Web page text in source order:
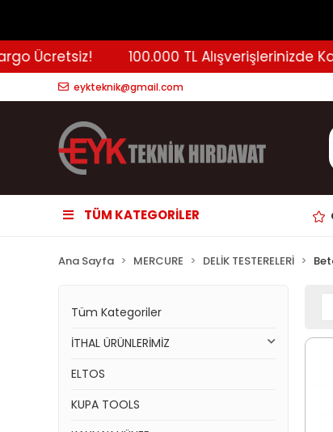
100.000 TL Alışverişlerinizde Kargo
eykteknik@gmail.com
TÜM KATEGORİLER
Ana Sayfa MERCURE DELİK TESTERELERİ
Tüm Kategoriler
İTHAL ÜRÜNLERİMİZ
ELTOS
KUPA TOOLS